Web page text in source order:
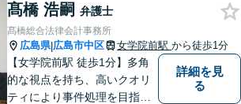
髙橋 浩嗣 弁護士
髙橋総合法律会計事務所
広島県|広島市中区 女学院前駅 から徒歩1分
【女学院前駅 徒歩1分】多角
的な視点を持ち、高いクオリ
ティにより事件処理を目指し
詳細を見
る